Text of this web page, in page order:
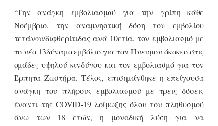
“Την ανάγκη εμβολιασμού για την γρίπη κάθε
Νοέμβριο, την αναμνηστική δόση του εμβολίου
τετάνου/διφθερίτιδας ανά 10ετία, τον εμβολιασμό με
το νέο 13δύναμο εμβόλιο για τον Πνευμονιόκοκκο στις
ομάδες υψηλού κινδύνου και τον εμβολιασμό για τον
Έρπητα Ζωστήρα. Τέλος, επισημάνθηκε η επείγουσα
ανάγκη του πλήρους εμβολιασμού με τρεις δόσεις
έναντι της COVID-19 λοίμωξης όλου του πληθυσμού
άνω των 18 ετών, η μοναδική λύση για να